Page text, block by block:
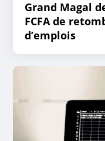
Grand Magal
FCFA de
d’emplois